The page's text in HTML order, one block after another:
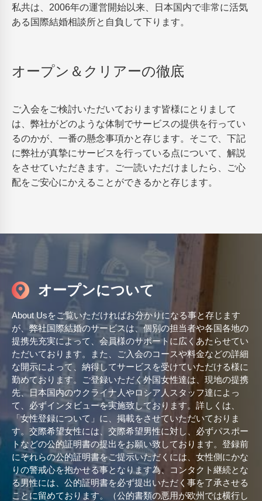
私共は、2006年の運営開始以来、日本国内で非常に活気
ある国際結婚相談所と自負して下ります。
オープン＆クリアーの徹底
ご入会をご検討いただいております皆様にとりまして
は、弊社がどのような体制でサービスの提供を行ってい
るのかが、一番の懸念事項かと存じます。そこで、下記
に弊社が真摯にサービスを行っている点について、解説
をさせていただきます。ご一読いただけましたら、ご心
配をご安心にかえることができるかと存じます。
オープンについて
About Usをご覧いただければお分かりになる事と存じます
が、弊社国際結婚のサービスは、個別の担当者や各国各地の
提携先充実によって、会員様のサポートに広くあたらせてい
ただいております。また、ご入会のコースや料金などの詳細
な開示によって、納得してサービスを受けていただける様に
勤めております。ご登録いただく外国女性達は、現地の提携
先、日本国内のウクライナ人やロシア人スタッフ達によっ
て、必ずインタビューを実施致しております。詳しくは、
「女性登録について」に、掲載をさせていただいておりま
す。交際希望女性には、交際希望男性に対し、必ずパスポー
トなどの公的証明書の提出をお願い致しております。登録前
にそれらの公的証明書をご提示いただくには、女性側にかな
りの警戒心を抱かせる事となります為、コンタクト継続とな
る男性には、公的証明書を必ず提出いただく事を了承させる
ことに留めております。（公的書類の悪用が欧州では横行し